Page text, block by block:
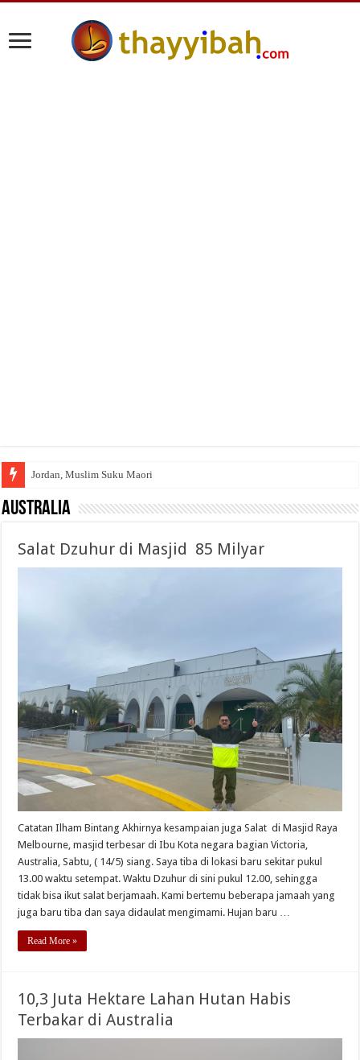
Jordan, Muslim Suku Maori
Australia
Salat Dzuhur di Masjid 85 Milyar
Catatan Ilham Bintang Akhirnya kesampaian juga Salat di Masjid Raya
Melbourne, masjid terbesar di Ibu Kota negara bagian Victoria,
Australia, Sabtu, ( 14/5) siang. Saya tiba di lokasi baru sekitar pukul
13.00 waktu setempat. Waktu Dzuhur di sini pukul 12.00, sehingga
tidak bisa ikut salat berjamaah. Kami bertemu beberapa jamaah yang
juga baru tiba dan saya didaulat mengimami. Hujan baru …
Read More »
10,3 Juta Hektare Lahan Hutan Habis
Terbakar di Australia